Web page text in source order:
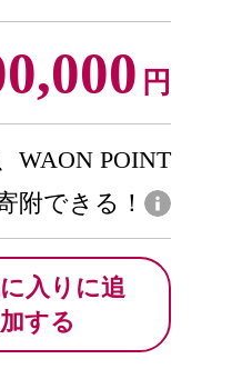
円
WAON POINT
附できる！
入りに追
加する